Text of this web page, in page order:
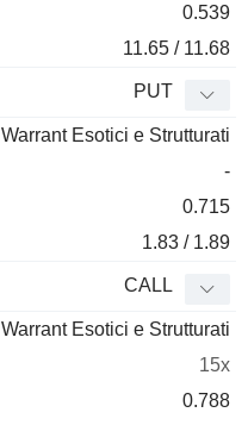
0.539
11.65 / 11.68
PUT
Warrant Esotici e Strutturati
-
0.715
1.83 / 1.89
CALL
Warrant Esotici e Strutturati
15x
0.788